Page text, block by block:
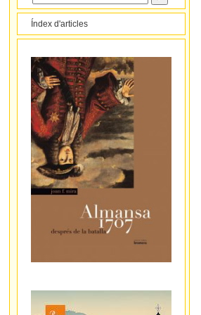
Índex d'articles